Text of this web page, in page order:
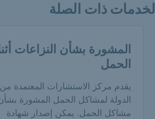
الخدمات ذات الصلة
المشورة بشأن النزاعات
الحمل
يقدم مركز الاستشارات المعتمدة من
الدولة لمشاكل الحمل المشورة
مشاكل الحمل. يمكن إصدار شهادة